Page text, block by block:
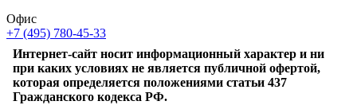
Офис
+7 (495) 780-45-33
Интернет-сайт носит информационный характер и ни
при каких условиях не является публичной офертой,
которая определяется положениями статьи 437
Гражданского кодекса РФ.